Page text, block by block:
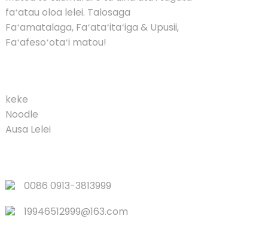
faʻatau oloa lelei. Talosaga
Faʻamatalaga, Faʻataʻitaʻiga & Upusii,
Faʻafesoʻotaʻi matou!
keke
Noodle
Ausa Lelei
0086 0913-3813999
19946512999@163.com